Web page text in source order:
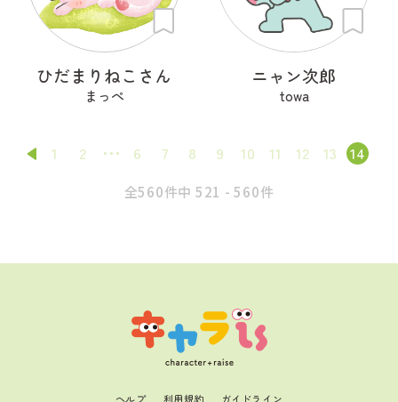
ひだまりねこさん
まっぺ
ニャン次郎
towa
1 2 6 7 8 9 10 11 12 13 14
全560件中 521 - 560件
ヘルプ 利用規約 ガイドライン